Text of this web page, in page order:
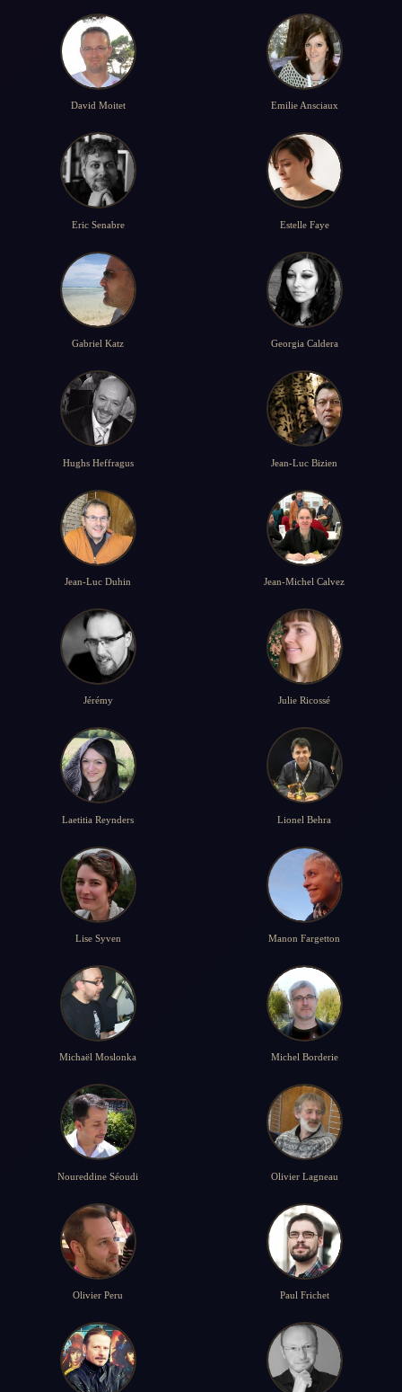
David Moitet Emilie Ansciaux
Eric Senabre Estelle Faye
Gabriel Katz Georgia Caldera
Hughs Heffragus Jean-Luc Bizien
Jean-Luc Duhin Jean-Michel Calvez
Jérémy Julie Ricossé
Laetitia Reynders Lionel Behra
Lise Syven Manon Fargetton
Michaël Moslonka Michel Borderie
Noureddine Séoudi Olivier Lagneau
Olivier Peru Paul Frichet